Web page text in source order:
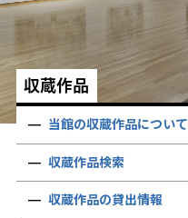
収蔵作品
当館の収蔵作品について
収蔵作品検索
収蔵作品の貸出情報